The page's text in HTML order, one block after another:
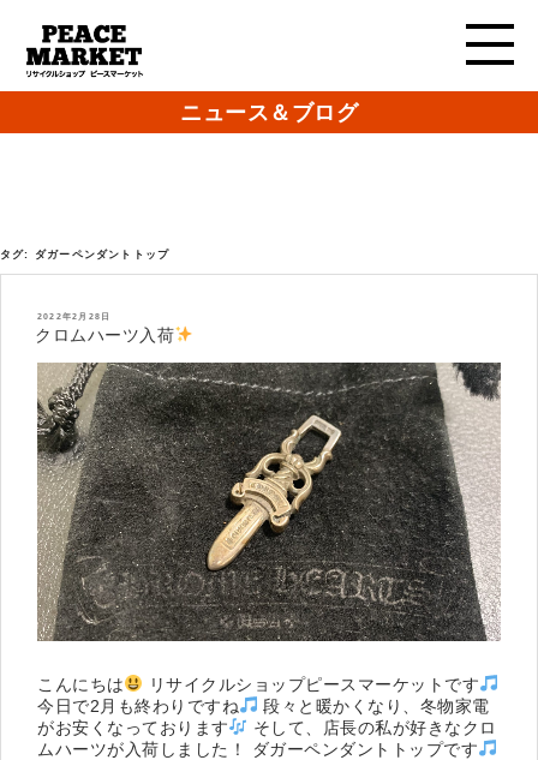
ニュース＆ブログ
タグ: ダガーペンダントトップ
投
日:
2022年2月28日
クロムハーツ入荷
こんにちは
リサイクルショップピースマーケットです
今日で2月も終わりですね
段々と暖かくなり、冬物家電
がお安くなっております
そして、店長の私が好きなクロ
ムハーツが入荷しました！ ダガーペンダントトップです